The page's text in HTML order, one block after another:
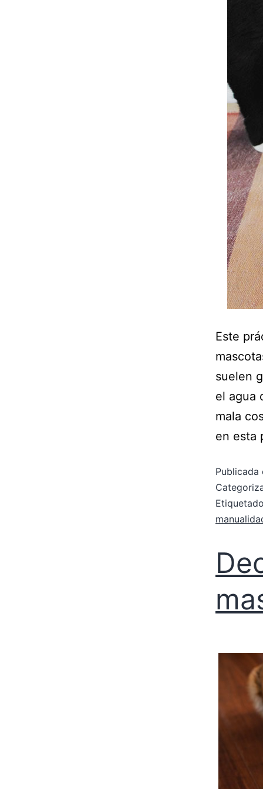
Este
suelen
el agua
mala
en esta